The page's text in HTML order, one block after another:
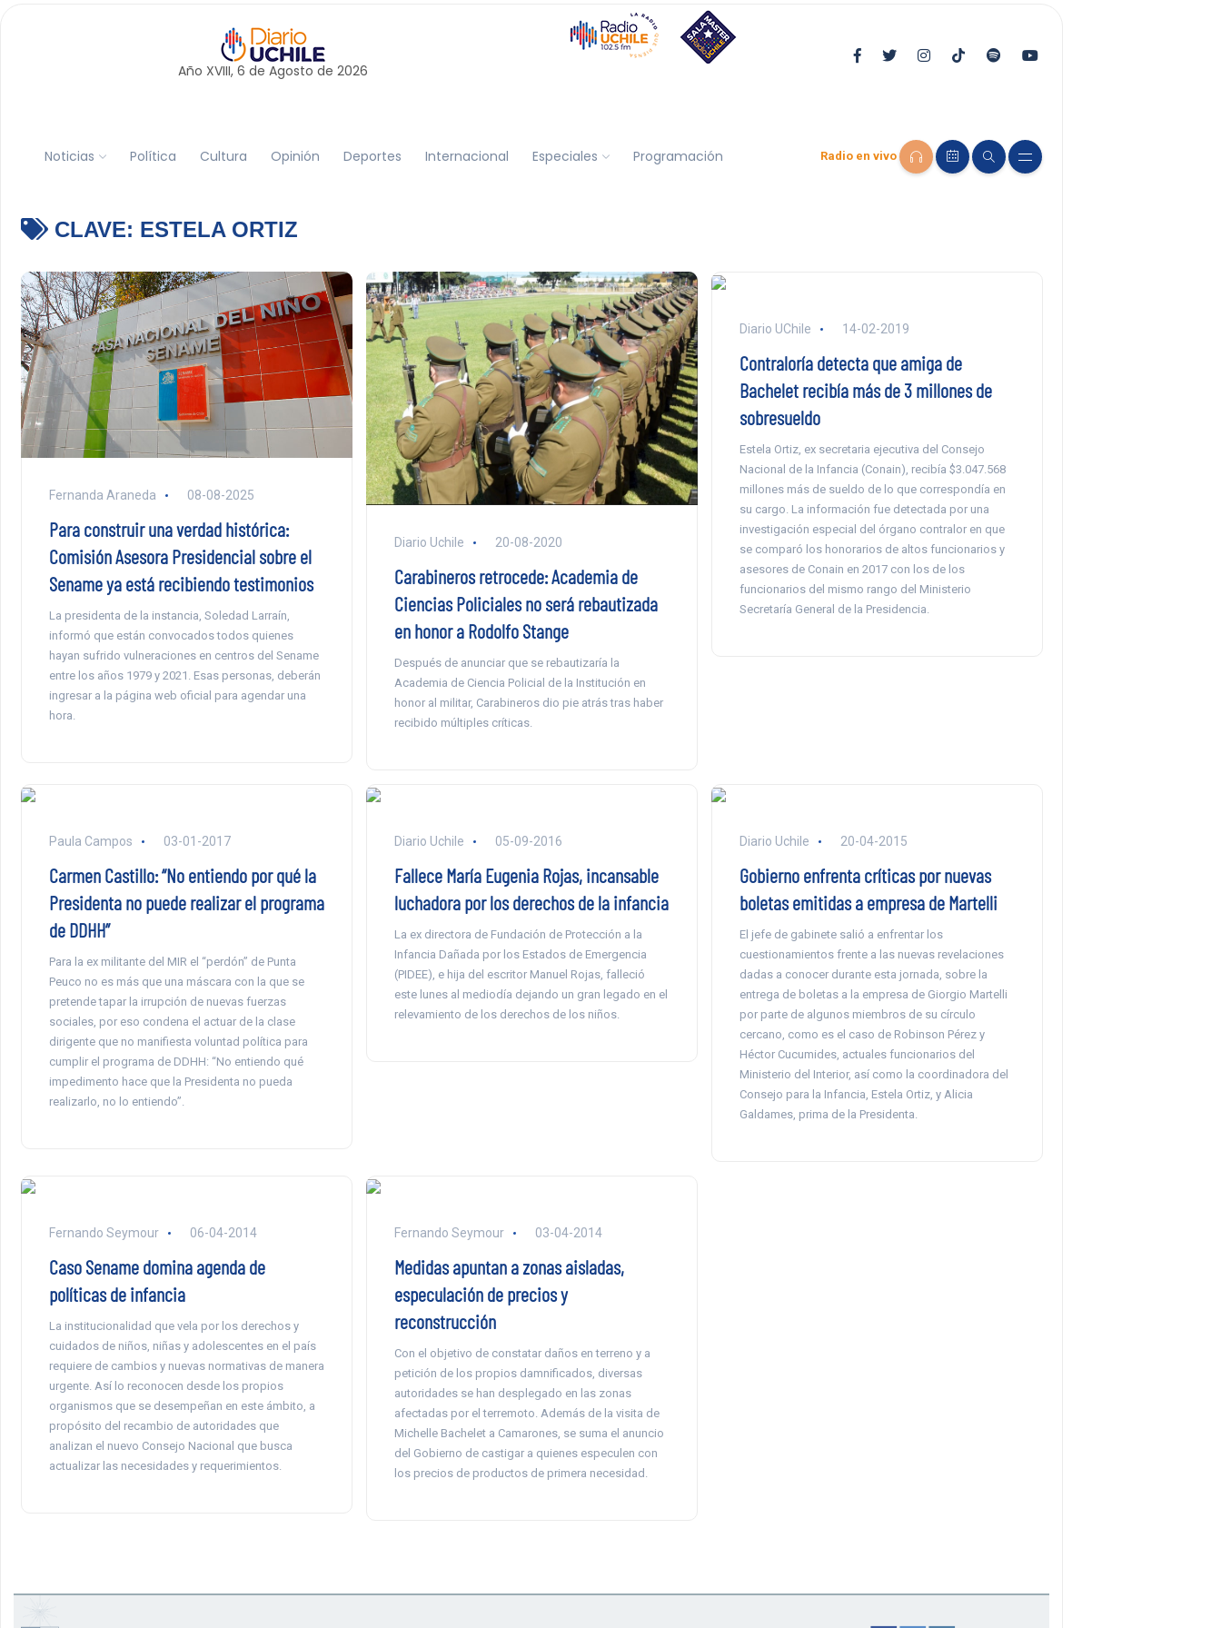
Año XVIII, 6 de Agosto de 2026
Noticias Política Cultura Opinión Deportes Internacional Especiales Programación Radio en vivo
CLAVE: ESTELA ORTIZ
Fernanda Araneda 08-08-2025
Para construir una verdad histórica:
Comisión Asesora Presidencial sobre el
Sename ya está recibiendo testimonios
La presidenta de la instancia, Soledad Larraín,
informó que están convocados todos quienes
hayan sufrido vulneraciones en centros del Sename
entre los años 1979 y 2021. Esas personas, deberán
ingresar a la página web oficial para agendar una
hora.
Diario Uchile 20-08-2020
Carabineros retrocede: Academia de
Ciencias Policiales no será rebautizada
en honor a Rodolfo Stange
Después de anunciar que se rebautizaría la
Academia de Ciencia Policial de la Institución en
honor al militar, Carabineros dio pie atrás tras haber
recibido múltiples críticas.
Diario UChile 14-02-2019
Contraloría detecta que amiga de
Bachelet recibía más de 3 millones de
sobresueldo
Estela Ortiz, ex secretaria ejecutiva del Consejo
Nacional de la Infancia (Conain), recibía $3.047.568
millones más de sueldo de lo que correspondía en
su cargo. La información fue detectada por una
investigación especial del órgano contralor en que
se comparó los honorarios de altos funcionarios y
asesores de Conain en 2017 con los de los
funcionarios del mismo rango del Ministerio
Secretaría General de la Presidencia.
Paula Campos 03-01-2017
Carmen Castillo: “No entiendo por qué la
Presidenta no puede realizar el programa
de DDHH”
Para la ex militante del MIR el “perdón” de Punta
Peuco no es más que una máscara con la que se
pretende tapar la irrupción de nuevas fuerzas
sociales, por eso condena el actuar de la clase
dirigente que no manifiesta voluntad política para
cumplir el programa de DDHH: “No entiendo qué
impedimento hace que la Presidenta no pueda
realizarlo, no lo entiendo”.
Diario Uchile 05-09-2016
Fallece María Eugenia Rojas, incansable
luchadora por los derechos de la infancia
La ex directora de Fundación de Protección a la
Infancia Dañada por los Estados de Emergencia
(PIDEE), e hija del escritor Manuel Rojas, falleció
este lunes al mediodía dejando un gran legado en el
relevamiento de los derechos de los niños.
Diario Uchile 20-04-2015
Gobierno enfrenta críticas por nuevas
boletas emitidas a empresa de Martelli
El jefe de gabinete salió a enfrentar los
cuestionamientos frente a las nuevas revelaciones
dadas a conocer durante esta jornada, sobre la
entrega de boletas a la empresa de Giorgio Martelli
por parte de algunos miembros de su círculo
cercano, como es el caso de Robinson Pérez y
Héctor Cucumides, actuales funcionarios del
Ministerio del Interior, así como la coordinadora del
Consejo para la Infancia, Estela Ortiz, y Alicia
Galdames, prima de la Presidenta.
Fernando Seymour 06-04-2014
Caso Sename domina agenda de
políticas de infancia
La institucionalidad que vela por los derechos y
cuidados de niños, niñas y adolescentes en el país
requiere de cambios y nuevas normativas de manera
urgente. Así lo reconocen desde los propios
organismos que se desempeñan en este ámbito, a
propósito del recambio de autoridades que
analizan el nuevo Consejo Nacional que busca
actualizar las necesidades y requerimientos.
Fernando Seymour 03-04-2014
Medidas apuntan a zonas aisladas,
especulación de precios y
reconstrucción
Con el objetivo de constatar daños en terreno y a
petición de los propios damnificados, diversas
autoridades se han desplegado en las zonas
afectadas por el terremoto. Además de la visita de
Michelle Bachelet a Camarones, se suma el anuncio
del Gobierno de castigar a quienes especulen con
los precios de productos de primera necesidad.